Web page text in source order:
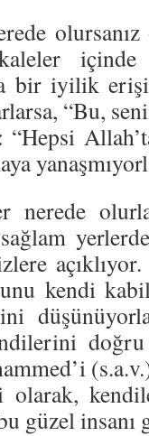
bir iyilik
“Bu,
nerede
kendi
doğru
güzel insanı